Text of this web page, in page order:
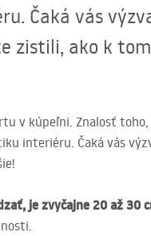
Čaká vás
zistili, ako k
v kúpeľni. Znalosť
interiéru. Čaká vás
je zvyčajne 20 až 30